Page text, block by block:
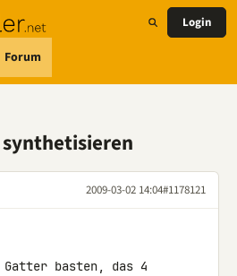
Forum
Login
2009-03-02 14:04#1178121
basten, das 4